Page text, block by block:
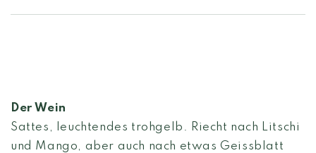
Der Wein
Sattes, leuchtendes trohgelb. Riecht nach Litschi
und Mango, aber auch nach etwas Geissblatt